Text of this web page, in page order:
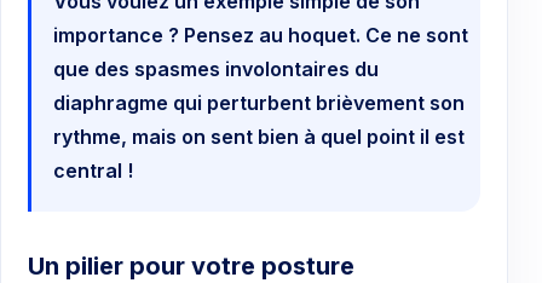
importance ? Pensez au hoquet. Ce ne sont
que des spasmes involontaires du
diaphragme qui perturbent brièvement son
rythme, mais on sent bien à quel point il est
central !
Un pilier pour votre posture